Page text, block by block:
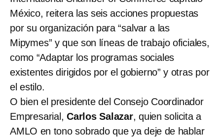
México, reitera las seis acciones propuestas
por su organización para “salvar a las
Mipymes” y que son líneas de trabajo oficiales,
como “Adaptar los programas sociales
existentes dirigidos por el gobierno” y otras por
el estilo.
O bien el presidente del Consejo Coordinador
Empresarial, Carlos Salazar, quien solicita a
AMLO en tono sobrado que ya deje de hablar